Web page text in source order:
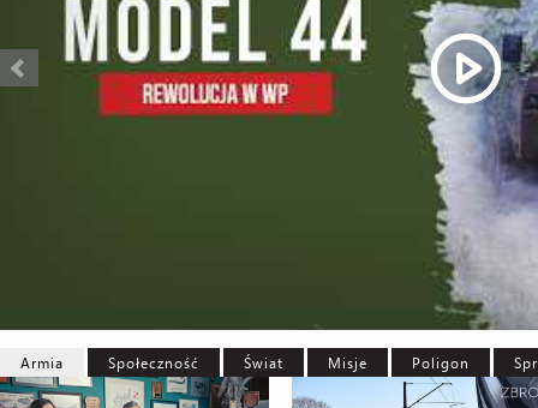
Armia Społeczność Świat Misje Poligon